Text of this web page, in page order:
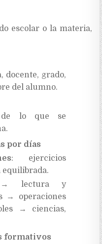
escolar o la materia,
docente, grado,
del alumno.
de lo que se
por días
: ejercicios
equilibrada.
→ lectura y
→ operaciones
→ ciencias,
formativos